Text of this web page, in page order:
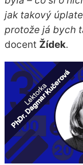
jak takový
protože já bych
docent Žídek.